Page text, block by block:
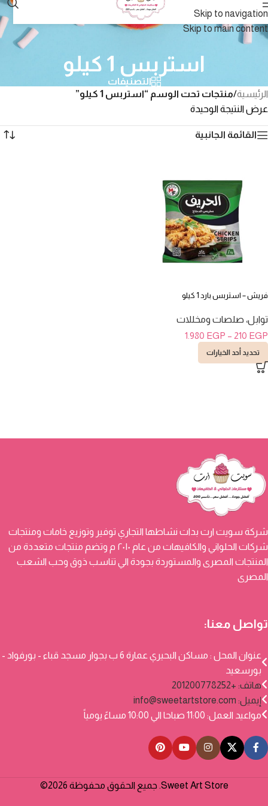
Skip to navigation
Skip to main content
استربس 1 كيلو
التصنيفات
الرئيسية/منتجات تحت الوسم “استربس 1 كيلو”
عرض النتيجة الوحيدة
القائمة الجانبية
فريش – استربس بارد 1 كيلو
توابل، صلصات ومخللات
210 EGP
–
1.980 EGP
تحديد أحد الخيارات
شركة سويت ارت بدات نشاطها التجاري توفير وتوزيع خامات ومنتجات
شركات الحلواني والكافيهات من عام ٢٠١٠ م وتضم منتجات متعددة من
المنتجات المصرى والمستوردة بجودة الي تناسب ذوق وحب الشعب
المصرى
تواصل معنا:
عنوان المحل : مساكن البحيري عمارة 6 ب بجوار مسجد قباء - بورفواد -
بورسعيد
هاتف: +201200778252
إيميل: info@sweetartstore.com
مواعيد العمل: 11:00 صباحا الي 10:00 مساءً يومياً
Sweet Art Store. جميع الحقوق محفوظة 2026©